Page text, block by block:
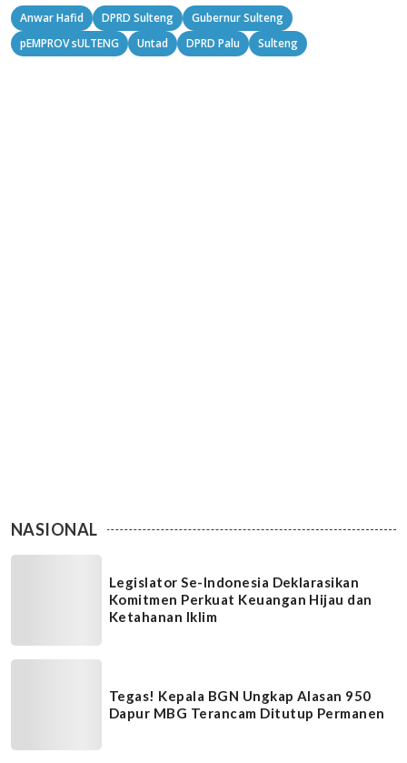
Anwar Hafid DPRD Sulteng
Gubernur Sulteng
pEMPROV sULTENG
Untad DPRD Palu Sulteng
NASIONAL
Legislator Se-Indonesia Deklarasikan
Komitmen Perkuat Keuangan Hijau dan
Ketahanan Iklim
Tegas! Kepala BGN Ungkap Alasan 950
Dapur MBG Terancam Ditutup Permanen